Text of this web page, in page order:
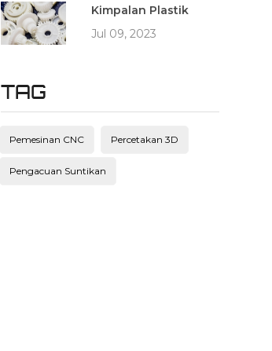
Kimpalan Plastik
Jul 09, 2023
TAG
Pemesinan CNC Percetakan 3D
Pengacuan Suntikan